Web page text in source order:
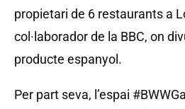
propietari de 6 restaurants a
col·laborador de la BBC, on
producte espanyol.
Per part seva, l’espai